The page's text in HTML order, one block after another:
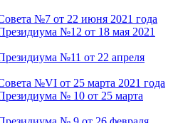
№7 от 22 июня 2021 года
№12 от 18 мая 2021
№11 от 22 апреля
№VI от 25 марта 2021 года
№ 10 от 25 марта